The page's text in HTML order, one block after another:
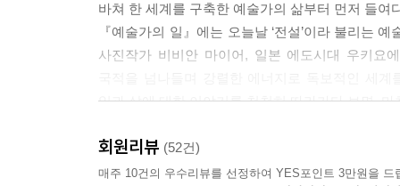
형편이 좋지 않은 가우디는 생활비를 벌기 위해
느라 학교생활도 충실히 할 수 없었던 가우디는
인지 미친 사람에게 주는 것인지 모르겠다”며 공
여전히 사람들이 바스키아의 그림을 이야기하는
올랐던 그의 삶과 달리 우울함이 감돈다. 유독 눈
바쳐 한 세계를 구축한 예술가의 삶부터 먼저 들여
『예술가의 일』에는 오늘날 ‘전설’이라 불리는
사진작가 비비안 마이어, 일본 에도시대 우키요
일과 삶에 대한 이야기를 천천히 따라가다 보면,
화성에서 온 록스타, 1200억짜리 낙서, 피카소가
회원리뷰 (52건)
매주 10건의 우수리뷰를 선정하여 YES포인트 3만원을 드